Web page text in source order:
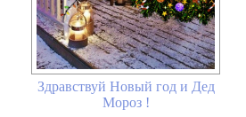
Здравствуй Новый год и Дед
Мороз !